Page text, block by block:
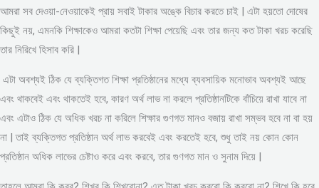
আমরা সব দেওয়া-নেওয়াকেই প্রায় সবাই টাকার অঙ্কে বিচার করতে চাই | এটা হয়তো দোষের
কিছুই নয়, এমনকি শিক্ষাকেও আমরা কতটা শিক্ষা পেয়েছি এবং তার জন্য কত টাকা খরচ করেছি
তার নিরিখে হিসাব করি |
এটা অবশ্যই ঠিক যে ব্যক্তিগত শিক্ষা প্রতিষ্ঠানের মধ্যে ব্যবসায়িক মনোভাব অবশ্যই আছে
এবং থাকবেই এবং থাকতেই হবে, কারণ অর্থ লাভ না করলে প্রতিষ্ঠানটিকে বাঁচিয়ে রাখা যাবে না
এবং এটাও ঠিক যে অধিক খরচ না করিলে শিক্ষার গুণগত মানও বজায় রাখা সম্ভব হবে না বা হয়
না | তাই ব্যক্তিগত প্রতিষ্ঠান অর্থ লাভ করবেই এবং করতেই হবে, শুধু তাই নয় কোন কোন
প্রতিষ্ঠান অধিক লাভের চেষ্টাও করে এবং করবে, তার গুণগত মান ও সুনাম দিয়ে |